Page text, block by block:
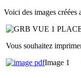
Voici des images
Vous souhaitez
Image 1